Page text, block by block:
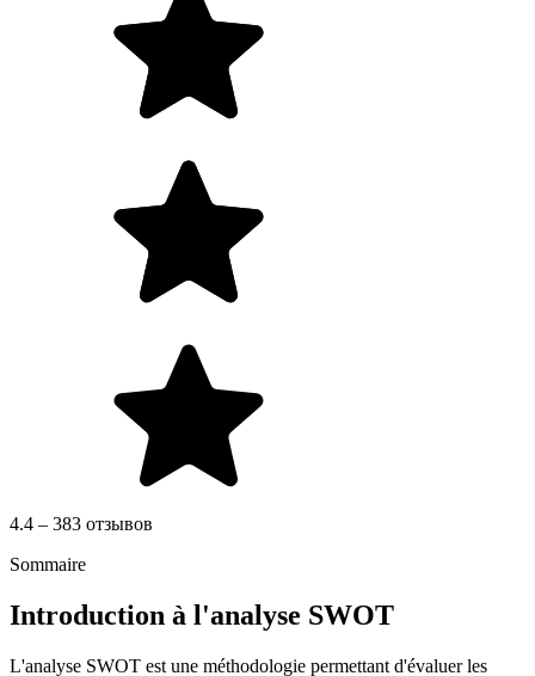
4.4 – 383 отзывов
Sommaire
Introduction à l'analyse SWOT
L'analyse SWOT est une méthodologie permettant d'évaluer les